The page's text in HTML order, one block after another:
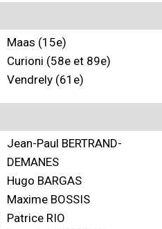
Maas (15e)
Curioni (58e et 89e)
Vendrely (61e)
Jean-Paul BERTRAND-
DEMANES
Hugo BARGAS
Maxime BOSSIS
Patrice RIO